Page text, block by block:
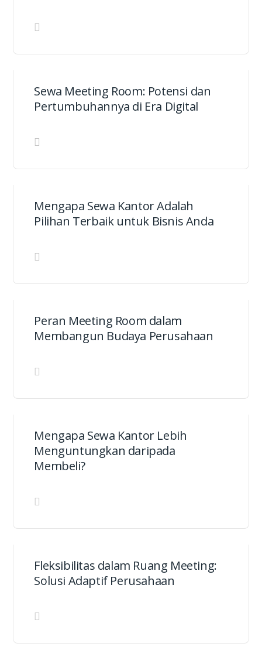
Sewa Meeting Room: Potensi dan
Pertumbuhannya di Era Digital
Mengapa Sewa Kantor Adalah
Pilihan Terbaik untuk Bisnis Anda
Peran Meeting Room dalam
Membangun Budaya Perusahaan
Mengapa Sewa Kantor Lebih
Menguntungkan daripada
Membeli?
Fleksibilitas dalam Ruang Meeting:
Solusi Adaptif Perusahaan